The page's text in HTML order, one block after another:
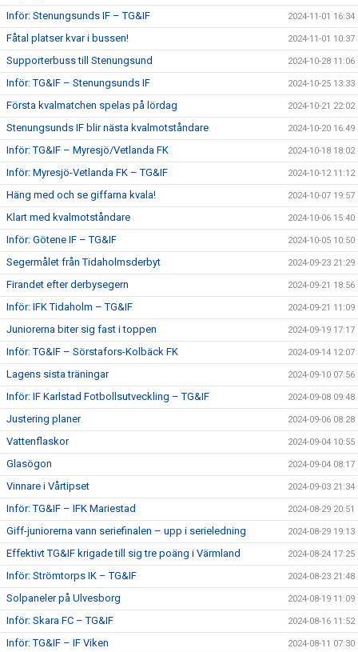
Inför: Stenungsunds IF – TG&IF 2024-11-01 16:34
Fåtal platser kvar i bussen! 2024-11-01 10:37
Supporterbuss till Stenungsund 2024-10-28 11:06
Inför: TG&IF – Stenungsunds IF 2024-10-25 13:33
Första kvalmatchen spelas på lördag 2024-10-21 22:02
Stenungsunds IF blir nästa kvalmotståndare 2024-10-20 16:49
Inför: TG&IF – Myresjö/Vetlanda FK 2024-10-18 18:02
Inför: Myresjö-Vetlanda FK – TG&IF 2024-10-12 11:12
Häng med och se giffarna kvala! 2024-10-07 19:57
Klart med kvalmotståndare 2024-10-06 15:40
Inför: Götene IF – TG&IF 2024-10-05 10:50
Segermålet från Tidaholmsderbyt 2024-09-23 21:29
Firandet efter derbysegern 2024-09-21 18:56
Inför: IFK Tidaholm – TG&IF 2024-09-21 11:09
Juniorerna biter sig fast i toppen 2024-09-19 17:17
Inför: TG&IF – Sörstafors-Kolbäck FK 2024-09-14 12:07
Lagens sista träningar 2024-09-10 07:56
Inför: IF Karlstad Fotbollsutveckling – TG&IF 2024-09-08 09:48
Justering planer 2024-09-06 08:28
Vattenflaskor 2024-09-04 10:55
Glasögon 2024-09-04 08:17
Vinnare i Vårtipset 2024-09-03 21:34
Inför: TG&IF – IFK Mariestad 2024-08-29 20:51
Giff-juniorerna vann seriefinalen – upp i serieledning 2024-08-29 19:13
Effektivt TG&IF krigade till sig tre poäng i Värmland 2024-08-24 17:25
Inför: Strömtorps IK – TG&IF 2024-08-23 21:48
Solpaneler på Ulvesborg 2024-08-19 11:09
Inför: Skara FC – TG&IF 2024-08-16 11:52
Inför: TG&IF – IF Viken 2024-08-11 07:30